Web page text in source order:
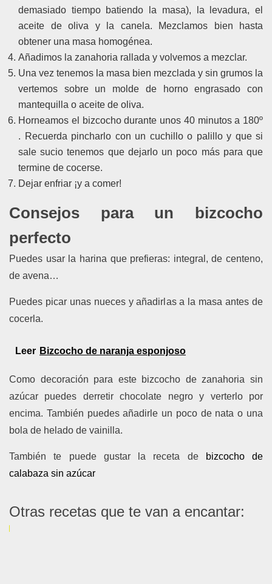
demasiado tiempo batiendo la masa), la levadura, el
aceite de oliva y la canela. Mezclamos bien hasta
obtener una masa homogénea.
Añadimos la zanahoria rallada y volvemos a mezclar.
Una vez tenemos la masa bien mezclada y sin grumos la
vertemos sobre un molde de horno engrasado con
mantequilla o aceite de oliva.
Horneamos el bizcocho durante unos 40 minutos a 180º
. Recuerda pincharlo con un cuchillo o palillo y que si
sale sucio tenemos que dejarlo un poco más para que
termine de cocerse.
Dejar enfriar ¡y a comer!
Consejos para un bizcocho
perfecto
Puedes usar la harina que prefieras: integral, de centeno,
de avena…
Puedes picar unas nueces y añadirlas a la masa antes de
cocerla.
Leer Bizcocho de naranja esponjoso
Como decoración para este bizcocho de zanahoria sin
azúcar puedes derretir chocolate negro y verterlo por
encima. También puedes añadirle un poco de nata o una
bola de helado de vainilla.
También te puede gustar la receta de
bizcocho de
calabaza sin azúcar
Otras recetas que te van a encantar: